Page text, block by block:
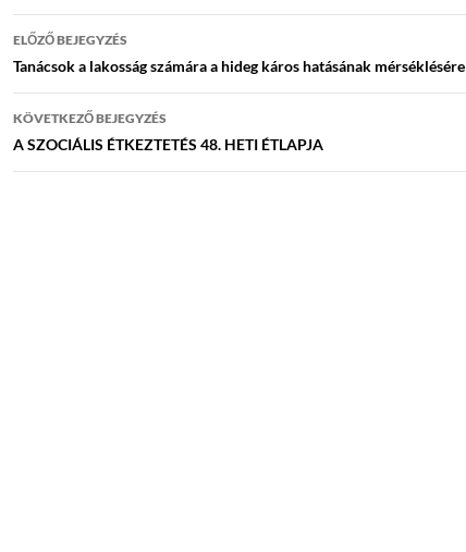
Bejegyzés
navigáció
ELŐZŐ BEJEGYZÉS
Tanácsok a lakosság számára a hideg káros hatásának mérséklésére
KÖVETKEZŐ BEJEGYZÉS
A SZOCIÁLIS ÉTKEZTETÉS 48. HETI ÉTLAPJA